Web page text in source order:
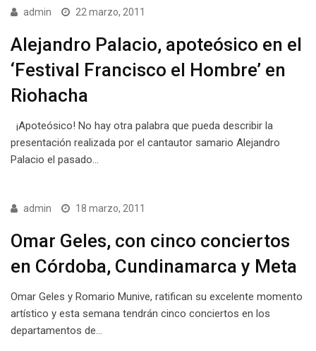
admin 22 marzo, 2011
Alejandro Palacio, apoteósico en el
‘Festival Francisco el Hombre’ en
Riohacha
¡Apoteósico! No hay otra palabra que pueda describir la
presentación realizada por el cantautor samario Alejandro
Palacio el pasado…
admin 18 marzo, 2011
Omar Geles, con cinco conciertos
en Córdoba, Cundinamarca y Meta
Omar Geles y Romario Munive, ratifican su excelente momento
artístico y esta semana tendrán cinco conciertos en los
departamentos de…